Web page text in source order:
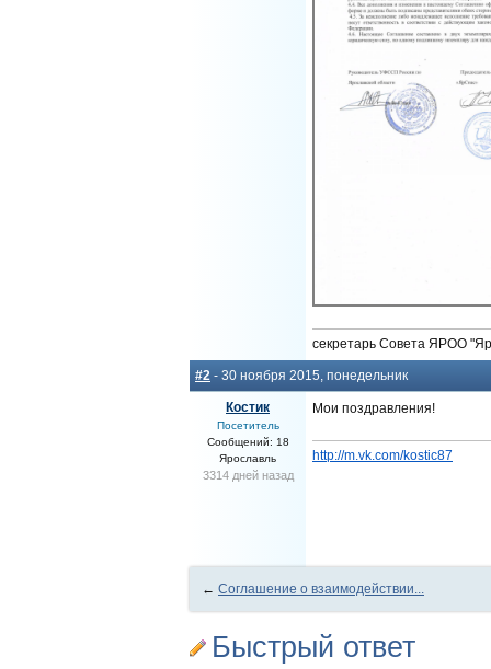
секретарь Совета ЯРОО
#2 - 30 ноября 2015, понедельник
Костик
Посетитель
Сообщений: 18
Ярославль
3314 дней назад
Мои поздравления!
http://m.vk.com/kostic87
← Соглашение о взаимодействии...
Быстрый ответ